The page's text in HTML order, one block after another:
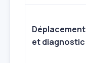
Déplacement
et diagnostic